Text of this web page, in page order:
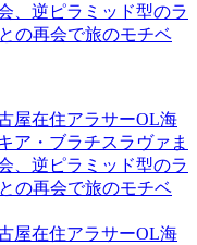
、逆ピラミッド型のラ
の再会で旅のモチベ
屋在住アラサーOL海
ア・ブラチスラヴァま
、逆ピラミッド型のラ
の再会で旅のモチベ
屋在住アラサーOL海